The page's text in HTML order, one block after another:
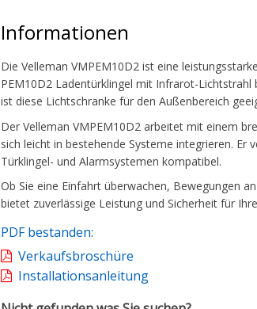
Informationen
Die Velleman VMPEM10D2 ist eine
PEM10D2 Ladentürklingel mit Infrarot-
ist diese Lichtschranke für den Außenbereich
Der Velleman VMPEM10D2 arbeitet mit einem
sich leicht in bestehende Systeme integrieren.
Türklingel- und Alarmsystemen kompatibel.
Ob Sie eine Einfahrt überwachen, Bewegungen
bietet zuverlässige Leistung und Sicherheit für
PDF bestanden:
Verkaufsbroschüre
Installationsanleitung